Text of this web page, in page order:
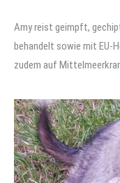
Amy reist geimpft,
behandelt sowie mit EU-
zudem auf